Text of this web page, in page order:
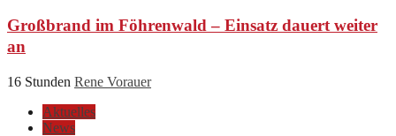
Großbrand im Föhrenwald – Einsatz dauert weiter
an
16 Stunden Rene Vorauer
Aktuelles
News